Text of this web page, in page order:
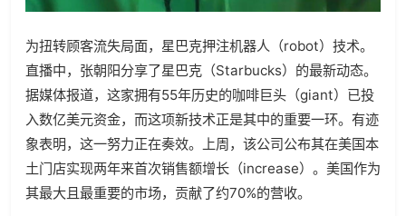
为扭转顾客流失局面，星巴克押注机器人（robot）技术。
直播中，张朝阳分享了星巴克（Starbucks）的最新动态。
据媒体报道，这家拥有55年历史的咖啡巨头（giant）已投
入数亿美元资金，而这项新技术正是其中的重要一环。有迹
象表明，这一努力正在奏效。上周，该公司公布其在美国本
土门店实现两年来首次销售额增长（increase）。美国作为
其最大且最重要的市场，贡献了约70%的营收。